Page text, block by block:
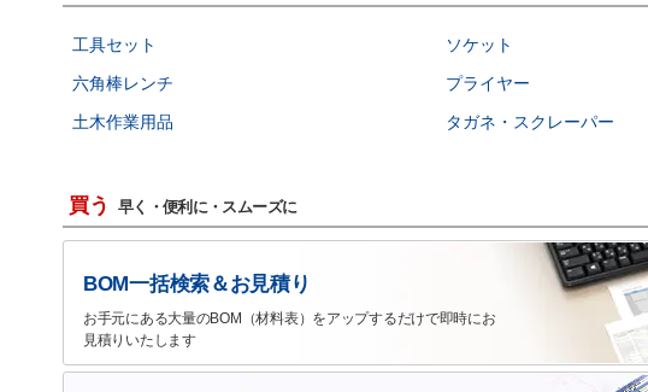
工具セット ソケット
六角棒レンチ
プライヤー
土木作業用品
タガネ・スクレーパー
買う 早く・便利に・スムーズに
BOM一括検索＆お見積り
お手元にある大量のBOM（材料表）をアップするだけで即時にお
見積りいたします